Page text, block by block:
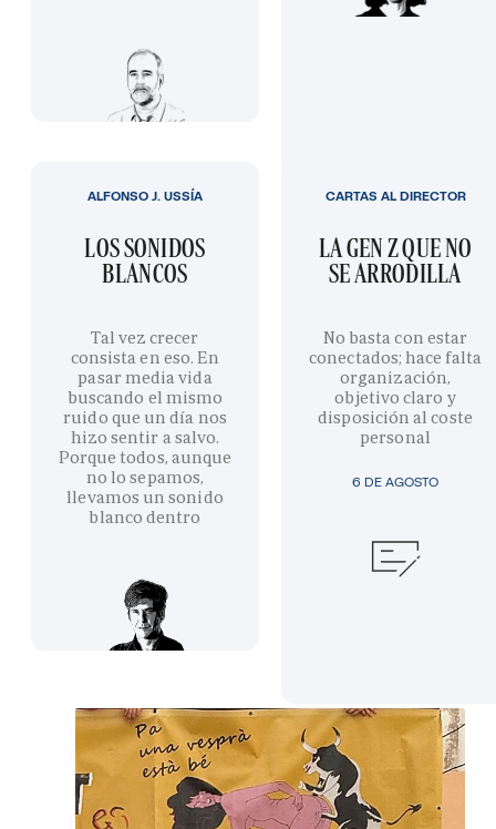
LOS SONIDOS
BLANCOS
Tal vez crecer
consista en eso. En
pasar media vida
buscando el mismo
ruido que un día nos
hizo sentir a salvo.
Porque todos, aunque
no lo sepamos,
llevamos un sonido
blanco dentro
ALFONSO J. USSÍA
6 DE AGOSTO
LA GEN Z QUE NO
SE ARRODILLA
No basta con estar
conectados; hace falta
organización,
objetivo claro y
disposición al coste
personal
CARTAS AL DIRECTOR